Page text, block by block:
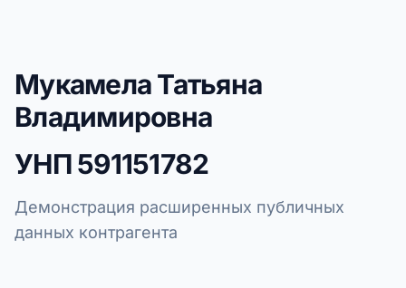
Мукамела Татьяна
Владимировна
УНП591151782
Демонстрация расширенных публичных
данных контрагента